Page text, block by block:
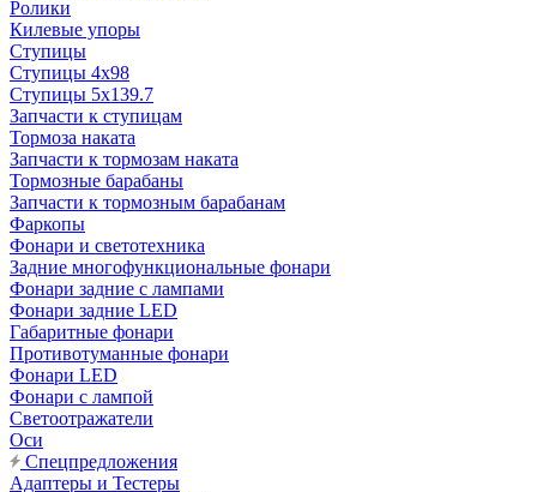
Ролики
Килевые упоры
Ступицы
Ступицы 4x98
Ступицы 5x139.7
Запчасти к ступицам
Тормоза наката
Запчасти к тормозам наката
Тормозные барабаны
Запчасти к тормозным барабанам
Фаркопы
Фонари и светотехника
Задние многофункциональные фонари
Фонари задние с лампами
Фонари задние LED
Габаритные фонари
Противотуманные фонари
Фонари LED
Фонари с лампой
Светоотражатели
Оси
Спецпредложения
Адаптеры и Тестеры